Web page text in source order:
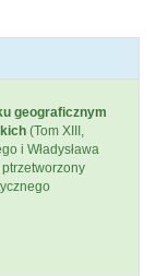
geograficznym
(Tom XIII,
i Władysława